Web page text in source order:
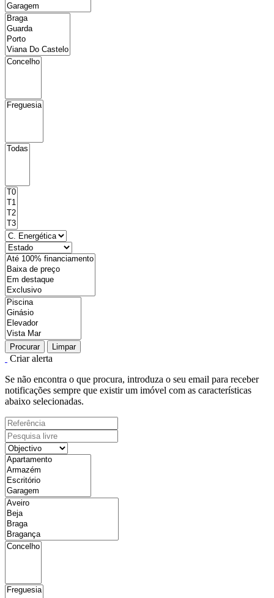
Procurar Limpar
Criar alerta
Se não encontra o que procura, introduza o seu email para receber
notificações sempre que existir um imóvel com as características
abaixo selecionadas.